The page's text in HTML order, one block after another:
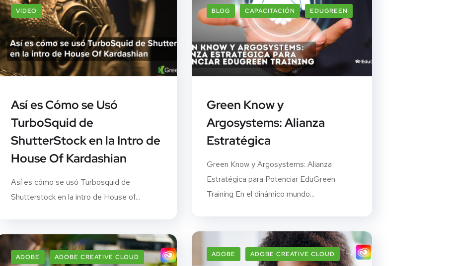
VIDEO
Así es Cómo se Usó
TurboSquid de
ShutterStock en la Intro de
House Of Kardashian
Así es cómo se usó Turbosquid de
Shutterstock en la intro de House of...
BLOG CAPACITACIÓN EDUGREEN
Green Know y
Argosystems: Alianza
Estratégica
Green Know y Argosystems: Alianza
Estratégica para Potenciar EduGreen
Training En el dinámico mundo...
ADOBE ADOBE CREATIVE CLOUD
ADOBE ADOBE CREATIVE CLOUD